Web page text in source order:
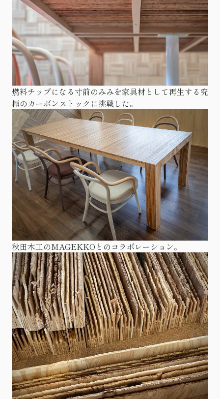
燃料チップになる寸前のみみを家具材として再生する究
極のカーボンストックに挑戦した。
秋田木工のMAGEKKOとのコラボレーション。